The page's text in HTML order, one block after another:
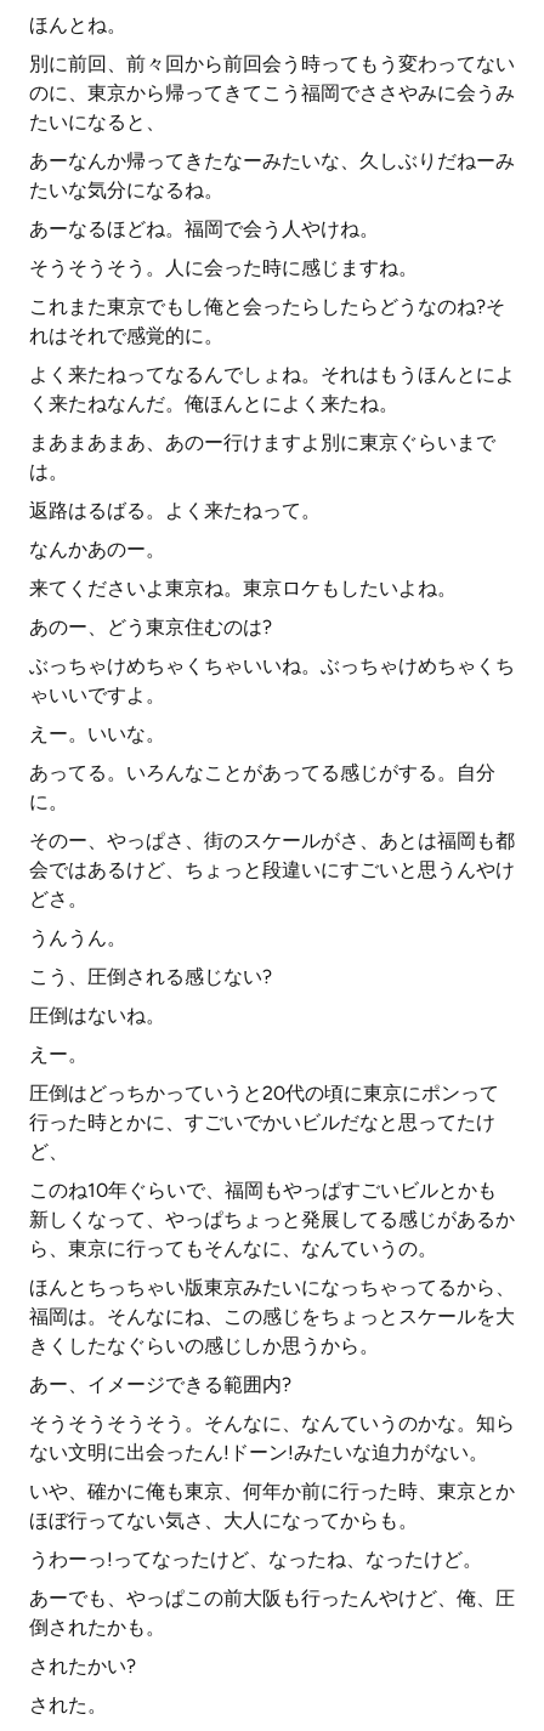
ほんとね。
別に前回、前々回から前回会う時ってもう変わってない
のに、東京から帰ってきてこう福岡でささやみに会うみ
たいになると、
あーなんか帰ってきたなーみたいな、久しぶりだねーみ
たいな気分になるね。
あーなるほどね。福岡で会う人やけね。
そうそうそう。人に会った時に感じますね。
これまた東京でもし俺と会ったらしたらどうなのね?そ
れはそれで感覚的に。
よく来たねってなるんでしょね。それはもうほんとによ
く来たねなんだ。俺ほんとによく来たね。
まあまあまあ、あのー行けますよ別に東京ぐらいまで
は。
返路はるばる。よく来たねって。
なんかあのー。
来てくださいよ東京ね。東京ロケもしたいよね。
あのー、どう東京住むのは?
ぶっちゃけめちゃくちゃいいね。ぶっちゃけめちゃくち
ゃいいですよ。
えー。いいな。
あってる。いろんなことがあってる感じがする。自分
に。
そのー、やっぱさ、街のスケールがさ、あとは福岡も都
会ではあるけど、ちょっと段違いにすごいと思うんやけ
どさ。
うんうん。
こう、圧倒される感じない?
圧倒はないね。
えー。
圧倒はどっちかっていうと20代の頃に東京にポンって
行った時とかに、すごいでかいビルだなと思ってたけ
ど、
このね10年ぐらいで、福岡もやっぱすごいビルとかも
新しくなって、やっぱちょっと発展してる感じがあるか
ら、東京に行ってもそんなに、なんていうの。
ほんとちっちゃい版東京みたいになっちゃってるから、
福岡は。そんなにね、この感じをちょっとスケールを大
きくしたなぐらいの感じしか思うから。
あー、イメージできる範囲内?
そうそうそうそう。そんなに、なんていうのかな。知ら
ない文明に出会ったん!ドーン!みたいな迫力がない。
いや、確かに俺も東京、何年か前に行った時、東京とか
ほぼ行ってない気さ、大人になってからも。
うわーっ!ってなったけど、なったね、なったけど。
あーでも、やっぱこの前大阪も行ったんやけど、俺、圧
倒されたかも。
されたかい?
された。